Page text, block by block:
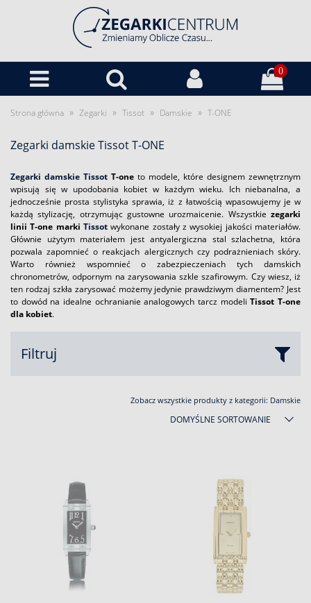
0
Strona główna » Zegarki » Tissot » Damskie » T-ONE
Zegarki damskie Tissot T-ONE
Zegarki damskie Tissot T-one to modele, które designem zewnętrznym
wpisują się w upodobania kobiet w każdym wieku. Ich niebanalna, a
jednocześnie prosta stylistyka sprawia, iż z łatwością wpasowujemy je w
każdą stylizację, otrzymując gustowne urozmaicenie. Wszystkie zegarki
linii T-one marki Tissot wykonane zostały z wysokiej jakości materiałów.
Głównie użytym materiałem jest antyalergiczna stal szlachetna, która
pozwala zapomnieć o reakcjach alergicznych czy podrażnieniach skóry.
Warto również wspomnieć o zabezpieczeniach tych damskich
chronometrów, odpornym na zarysowania szkle szafirowym. Czy wiesz, iż
ten rodzaj szkła zarysować możemy jedynie prawdziwym diamentem? Jest
to dowód na idealne ochranianie analogowych tarcz modeli Tissot T-one
dla kobiet.
Filtruj
Zobacz wszystkie produkty z kategorii: Damskie
DOMYŚLNE SORTOWANIE